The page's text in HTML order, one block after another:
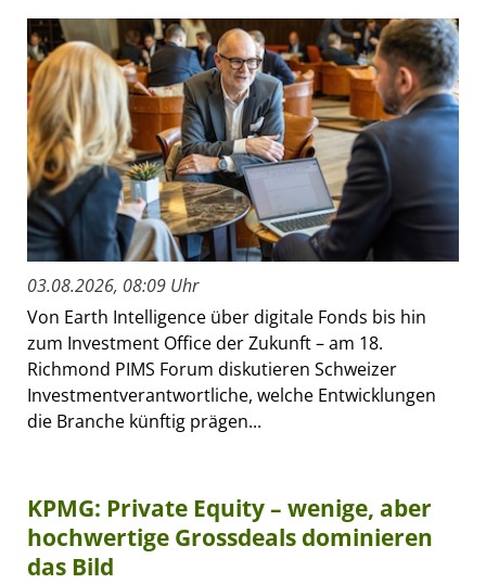
03.08.2026, 08:09 Uhr
Von Earth Intelligence über digitale Fonds bis hin
zum Investment Office der Zukunft – am 18.
Richmond PIMS Forum diskutieren Schweizer
Investmentverantwortliche, welche Entwicklungen
die Branche künftig prägen...
KPMG: Private Equity – wenige, aber
hochwertige Grossdeals dominieren
das Bild